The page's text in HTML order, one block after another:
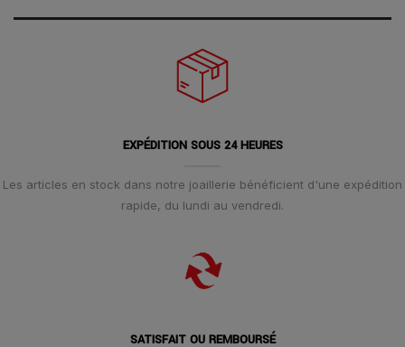
EXPÉDITION SOUS 24 HEURES
Les articles en stock dans notre joaillerie bénéficient d'une expédition
rapide, du lundi au vendredi.
SATISFAIT OU REMBOURSÉ